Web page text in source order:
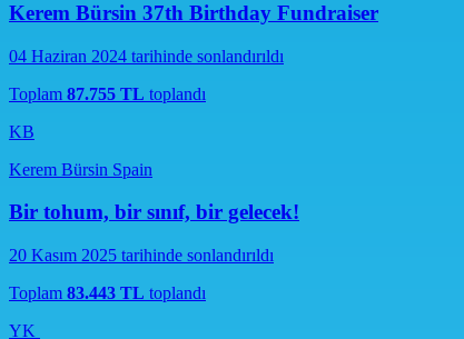
Kerem Bürsin 37th Birthday Fundraiser
04 Haziran 2024 tarihinde sonlandırıldı
Toplam 87.755 TL toplandı
KB
Kerem Bürsin Spain
Bir tohum, bir sınıf, bir gelecek!
20 Kasım 2025 tarihinde sonlandırıldı
Toplam 83.443 TL toplandı
YK